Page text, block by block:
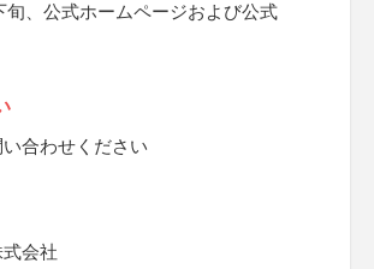
旬、公式ホームページおよび公式
合わせください
会社